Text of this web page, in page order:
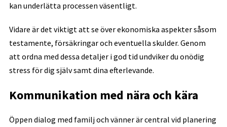
kan underlätta processen väsentligt.
Vidare är det viktigt att se över ekonomiska aspekter såsom
testamente, försäkringar och eventuella skulder. Genom
att ordna med dessa detaljer i god tid undviker du onödig
stress för dig själv samt dina efterlevande.
Kommunikation med nära och kära
Öppen dialog med familj och vänner är central vid planering